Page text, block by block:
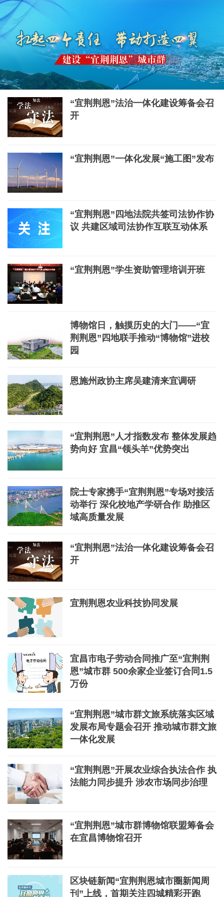
“宜荆荆恩”法治一体化建设筹备会召
开
“宜荆荆恩”一体化发展“施工图”发布
“宜荆荆恩”四地法院共签司法协作协
议 共建区域司法协作互联互动体系
“宜荆荆恩”学生资助管理培训开班
博物馆日，触摸历史的大门——“宜
荆荆恩”四地联手推动“博物馆”进校
园
恩施州政协主席吴建清来宜调研
“宜荆荆恩”人才指数发布 整体发展趋
势向好 宜昌“领头羊”优势突出
院士专家携手“宜荆荆恩”专场对接活
动举行 深化校地产学研合作 助推区
域高质量发展
“宜荆荆恩”法治一体化建设筹备会召
开
宜荆荆恩农业科技协同发展
宜昌市电子劳动合同推广至“宜荆荆
恩”城市群 500余家企业签订合同1.5
万份
“宜荆荆恩”城市群文旅系统落实区域
发展布局专题会召开 推动城市群文旅
一体化发展
“宜荆荆恩”开展农业综合执法合作 执
法能力同步提升 涉农市场同步治理
“宜荆荆恩”城市群博物馆联盟筹备会
在宜昌博物馆召开
区块链新闻“宜荆荆恩城市圈新闻周
刊”上线，首期关注四城精彩开跑